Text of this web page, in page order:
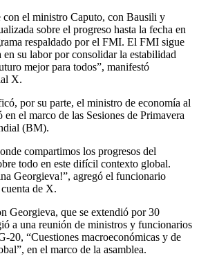
con el ministro Caputo, con Bausili y
sobre el progreso hasta la fecha en
respaldado por el FMI. El FMI sigue
su labor por consolidar la estabilidad
mejor para todos”, manifestó
X.
por su parte, el ministro de economía al
en el marco de las Sesiones de Primavera
(BM).
compartimos los progresos del
todo en este difícil contexto global.
Georgieva!”, agregó el funcionario
de X.
Georgieva, que se extendió por 30
a una reunión de ministros y funcionarios
20, “Cuestiones macroeconómicas y de
en el marco de la asamblea.